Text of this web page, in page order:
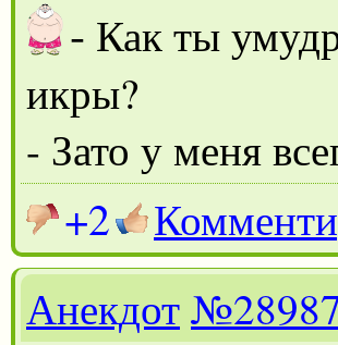
- Как ты
икры?
- Зато у меня
+2
Анекдот